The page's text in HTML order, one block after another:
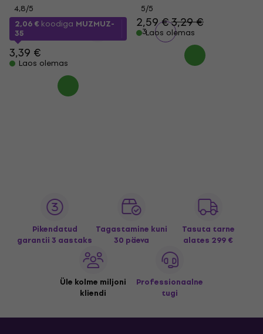
4,8/5
2,06 € koodiga MUZMUZ-
35
3,39 €
Laos olemas
5/5
2,59 €3,29 €
Laos olemas
3
Pikendatud
garantii 3 aastaks
Tagastamine kuni
30 päeva
Tasuta tarne
alates 299 €
Üle kolme miljoni
kliendi
Professionaalne
tugi